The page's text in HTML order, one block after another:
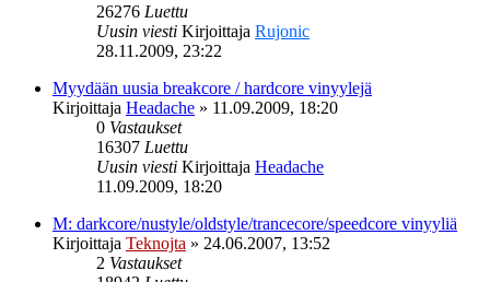
26276 Luettu
Uusin viesti Kirjoittaja Rujonic
28.11.2009, 23:22
Myydään uusia breakcore / hardcore vinyylejä
Kirjoittaja Headache » 11.09.2009, 18:20
0 Vastaukset
16307 Luettu
Uusin viesti Kirjoittaja Headache
11.09.2009, 18:20
M: darkcore/nustyle/oldstyle/trancecore/speedcore vinyyliä
Kirjoittaja Teknojta » 24.06.2007, 13:52
2 Vastaukset